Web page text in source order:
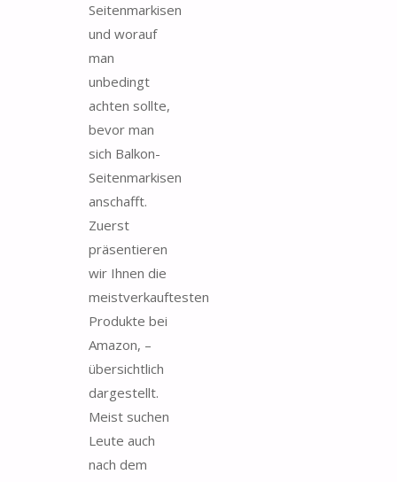
Seitenmarkisen
und worauf
man
unbedingt
achten sollte,
bevor man
sich Balkon-
Seitenmarkisen
anschafft.
Zuerst
präsentieren
wir Ihnen die
meistverkauftesten
Produkte bei
Amazon, –
übersichtlich
dargestellt.
Meist suchen
Leute auch
nach dem